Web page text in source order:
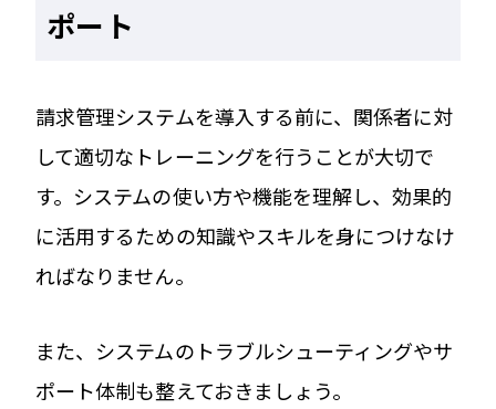
ポート
請求管理システムを導入する前に、関係者に対
して適切なトレーニングを行うことが大切で
す。システムの使い方や機能を理解し、効果的
に活用するための知識やスキルを身につけなけ
ればなりません。
また、システムのトラブルシューティングやサ
ポート体制も整えておきましょう。